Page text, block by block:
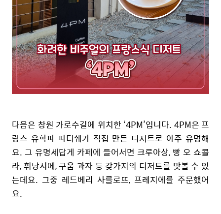
다음은 창원 가로수길에 위치한 ‘4PM’입니다. 4PM은 프
랑스 유학파 파티쉐가 직접 만든 디저트로 아주 유명해
요. 그 유명세답게 카페에 들어서면 크루아상, 빵 오 쇼콜
라, 휘낭시에, 구움 과자 등 갖가지의 디저트를 맛볼 수 있
는데요. 그중 레드베리 사를로뜨, 프레지에를 주문했어
요.